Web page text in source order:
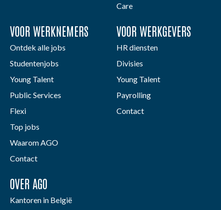
Care
VOOR WERKNEMERS
Ontdek alle jobs
Studentenjobs
Young Talent
Public Services
Flexi
Top jobs
Waarom AGO
Contact
VOOR WERKGEVERS
HR diensten
Divisies
Young Talent
Payrolling
Contact
OVER AGO
Kantoren in België